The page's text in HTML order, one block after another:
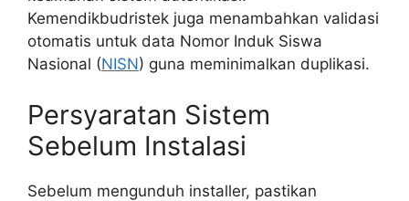
Kemendikbudristek juga menambahkan validasi
otomatis untuk data Nomor Induk Siswa
Nasional (NISN) guna meminimalkan duplikasi.
Persyaratan Sistem
Sebelum Instalasi
Sebelum mengunduh installer, pastikan